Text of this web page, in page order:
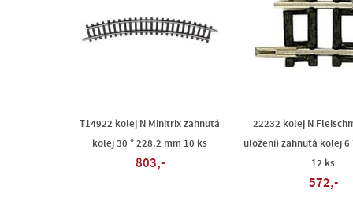
T14922 kolej N Minitrix zahnutá
kolej 30 ° 228.2 mm 10 ks
803,-
22232 kolej N
uložení) zahnutá kolej 6
12 ks
572,-